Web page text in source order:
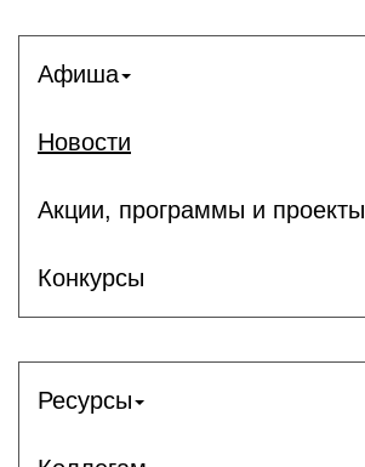
Афиша
Новости
Акции, программы и проекты
Конкурсы
Ресурсы